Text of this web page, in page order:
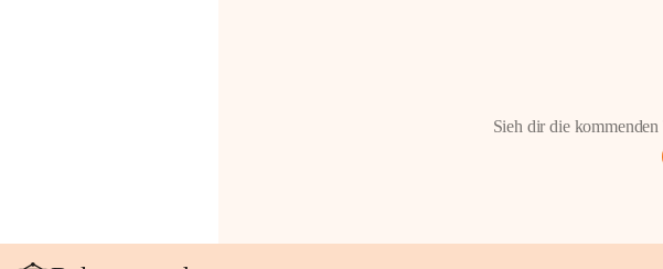
Sieh dir die